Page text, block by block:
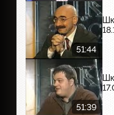
51:44
51:39